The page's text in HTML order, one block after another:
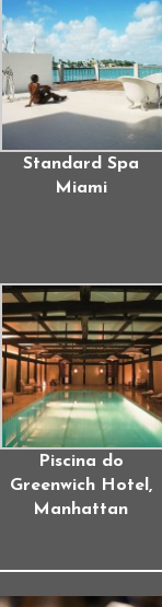
Standard Spa
Miami
Piscina do
Greenwich Hotel,
Manhattan